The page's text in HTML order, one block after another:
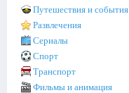
Путешествия и события
Развлечения
Сериалы
Спорт
Транспорт
Фильмы и анимация